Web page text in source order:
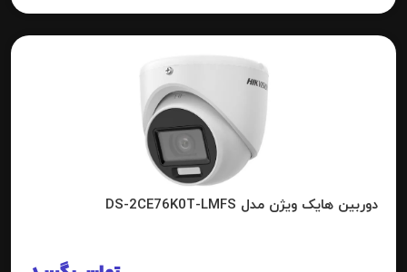
دوربین هایک ویژن مدل DS-2CE76K0T-LMFS